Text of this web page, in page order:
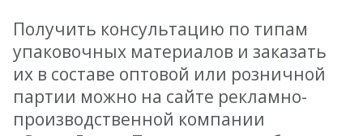
Получить консультацию по типам
упаковочных материалов и заказать
их в составе оптовой или розничной
партии можно на сайте рекламно-
производственной компании